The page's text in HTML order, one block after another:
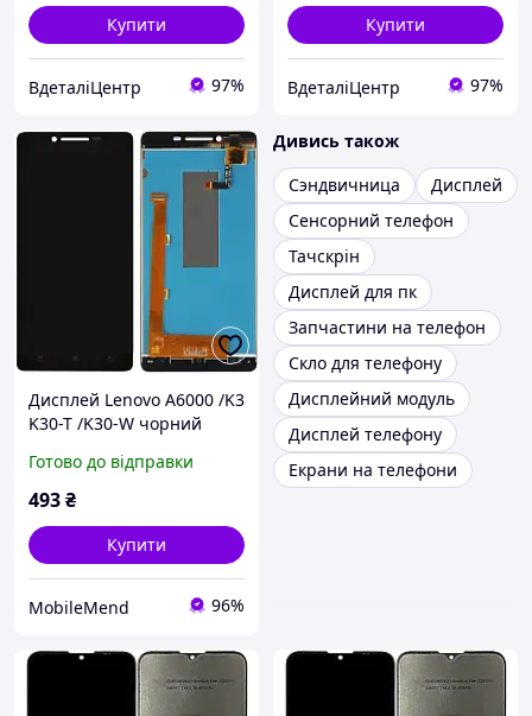
Купити
ВдеталіЦентр 97%
Купити
ВдеталіЦентр 97%
Дисплей Lenovo A6000 /K3
K30-T /K30-W чорний
Готово до відправки
493₴
Купити
MobileMend 96%
Дивись також
Сэндвичница
Дисплей
Сенсорний телефон
Тачскрін
Дисплей для пк
Запчастини на телефон
Скло для телефону
Дисплейний модуль
Дисплей телефону
Екрани на телефони